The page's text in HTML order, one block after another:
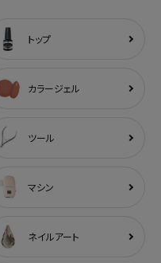
トップ
カラージェル
ツール
マシン
ネイルアート